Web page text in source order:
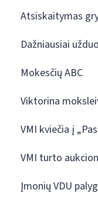
Atsiskaitymas
Dažniausiai
Mokesčių ABC
Viktorina
VMI kviečia į
VMI turto
Įmonių VDU